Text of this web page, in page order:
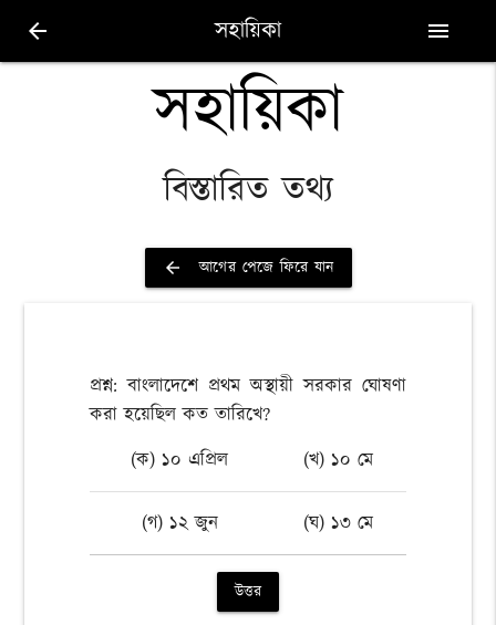
arrow_back সহায়িকা menu
সহায়িকা
বিস্তারিত তথ্য
arrow_back আগের পেজে ফিরে যান
প্রশ্ন: বাংলাদেশে প্রথম অস্থায়ী সরকার ঘোষণা
করা হয়েছিল কত তারিখে?
(ক) ১০ এপ্রিল
(খ) ১০ মে
(গ) ১২ জুন (ঘ) ১৩ মে
উত্তর